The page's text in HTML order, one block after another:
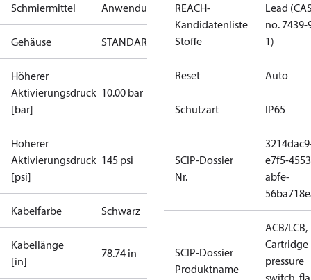
Schmiermittel
Anwendungen
Gehäuse STANDARDABTAUUNG
Höherer
Aktivierungsdruck
[bar]
10.00 bar
Höherer
Aktivierungsdruck
[psi]
145 psi
Kabelfarbe Schwarz
Kabellänge
[in]
78.74 in
REACH-
Kandidatenliste
Stoffe
Lead
no. 7439-
1)
Reset Auto
Schutzart IP65
SCIP-Dossier
Nr.
e7f5-
abfe-
SCIP-Dossier
Produktname
ACB/LCB,
Cartridge
pressure
switch,